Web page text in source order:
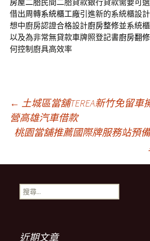
房屋二胎民間二胎貸款銀行貸款需要可
借出周轉系統櫃工廠引進新的系統櫃設
想中廚房認證合格設計廚房整修並系統
以及為非常無貸款車牌照登記書廚房翻修
何控制廚具高效率
文
章
導
航
列
← 土城區當舖TEREA新竹免留車
營高雄汽車借款
桃園當舖推薦國際牌服務站預
搜
尋
近期文章